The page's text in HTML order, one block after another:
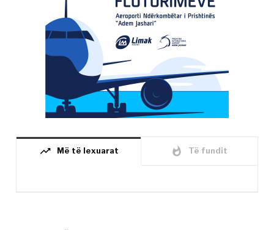
trending_up Më të lexuarat whatshot Të fundit